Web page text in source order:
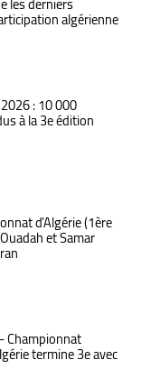
algérienne
: 10 000
à la 3e édition
d’Algérie (1ère
et Samar
Championnat
termine 3e avec